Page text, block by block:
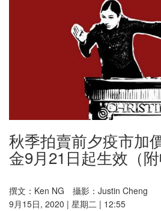
秋季拍賣前夕疫市
金9月21日起生效（附
撰文：Ken NG 攝影：Justin Cheng
9月15日, 2020 | 星期二 | 12:55